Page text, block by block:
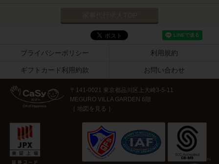
プライバシーポリシー 利用規約
ギフトカード利用約款 お問い合わせ
〒141-0021 東京都品川区上大崎3-5-11
MEGURO VILLA GARDEN 6階
［ 地図を見る ］